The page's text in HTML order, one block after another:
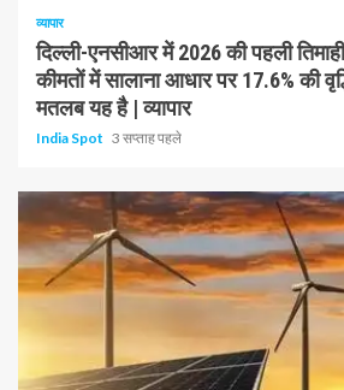
व्यापार
दिल्ली-एनसीआर में 2026 की पहली
कीमतों में सालाना आधार पर 17.6% की
मतलब यह है | व्यापार
India Spot 3 सप्ताह पहले
1 न्यूनतम पढ़ा